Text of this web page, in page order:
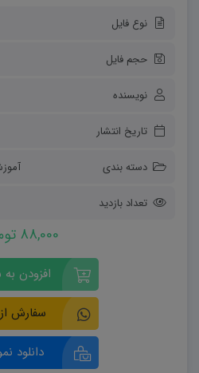
نوع فایل
حجم فایل
نویسنده
تاریخ انتشار
دسته بندی
تعداد بازدید
88,000 تومان
افزودن
سفارش
دانلود